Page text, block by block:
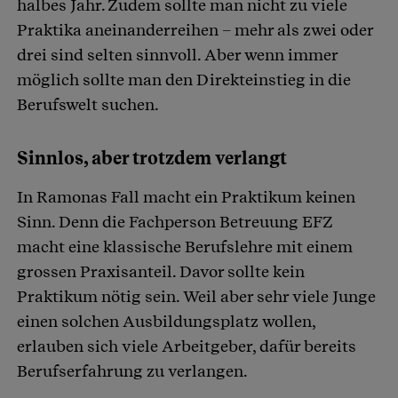
halbes Jahr. Zudem sollte man nicht zu viele
Praktika aneinanderreihen – mehr als zwei oder
drei sind selten sinnvoll. Aber wenn immer
möglich sollte man den Direkteinstieg in die
Berufswelt suchen.
Sinnlos, aber trotzdem verlangt
In Ramonas Fall macht ein Praktikum keinen
Sinn. Denn die Fachperson Betreuung EFZ
macht eine klassische Berufslehre mit einem
grossen Praxisanteil. Davor sollte kein
Praktikum nötig sein. Weil aber sehr viele Junge
einen solchen Ausbildungsplatz wollen,
erlauben sich viele Arbeitgeber, dafür bereits
Berufserfahrung zu verlangen.